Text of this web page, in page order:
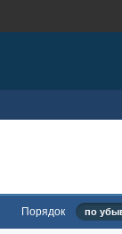
Порядок по